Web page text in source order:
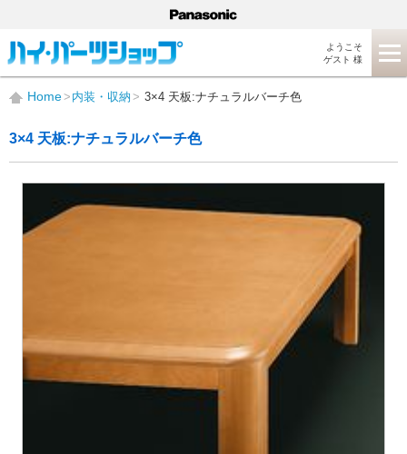
ようこそ
ゲスト 様
Home 内装・収納 3×4 天板:ナチュラルバーチ色
3×4 天板:ナチュラルバーチ色